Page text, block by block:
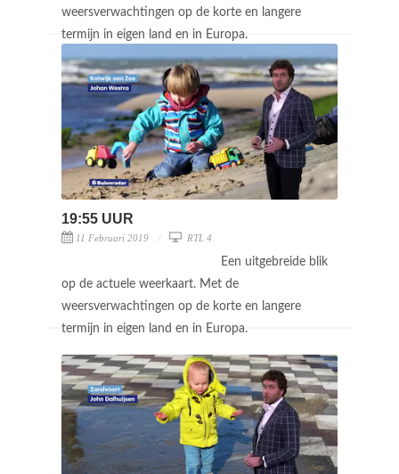
weersverwachtingen op de korte en langere
termijn in eigen land en in Europa.
19:55 UUR
11 Februari 2019 RTL 4
Een uitgebreide blik
op de actuele weerkaart. Met de
weersverwachtingen op de korte en langere
termijn in eigen land en in Europa.